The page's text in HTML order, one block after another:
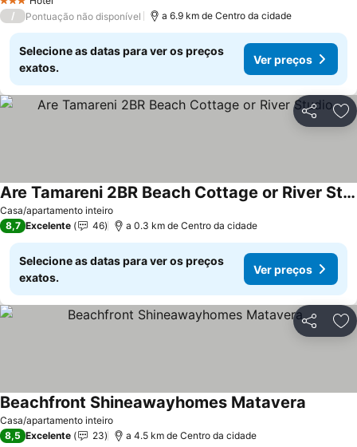
3 Estrelas
/ Pontuação não disponível a 6.9 km de Centro da cidade
Selecione as datas para ver os preços
exatos.
Ver preços
Partilhar
Casa/apartamento inteiro
Are Tamareni 2BR Beach Cottage or River Studio
8,7 Excelente 46 a 0.3 km de Centro da cidade
Selecione as datas para ver os preços
exatos.
Ver preços
Partilhar
Casa/apartamento inteiro
Beachfront Shineawayhomes Matavera
8,5 Excelente 23 a 4.5 km de Centro da cidade